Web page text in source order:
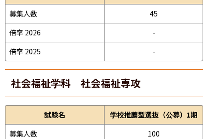
募集人数
45
倍率 2026
-
倍率 2025
-
社会福祉学科 社会福祉専攻
試験名
学校推薦型選抜（公募）1期
募集人数
100